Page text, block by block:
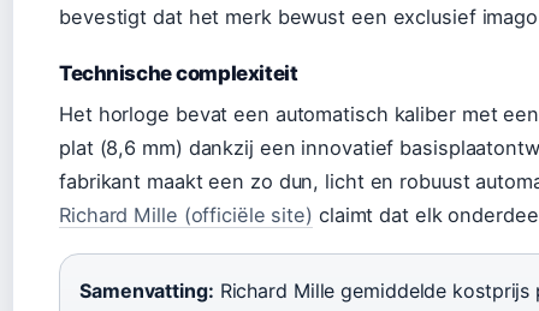
bevestigt dat het merk bewust een exclusief
Technische complexiteit
Het horloge bevat een automatisch kaliber met
plat (8,6 mm) dankzij een innovatief
fabrikant maakt een zo dun, licht en robuust
Richard Mille (officiële site) claimt dat elk
Samenvatting: Richard Mille gemiddelde